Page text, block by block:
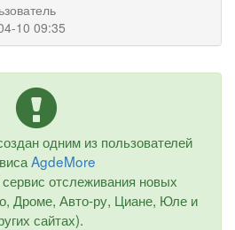
10 09:35
одним из пользователей
AgdeMore
отслеживания новых
Дроме, Авто-ру, Циане, Юле и
сайтах).